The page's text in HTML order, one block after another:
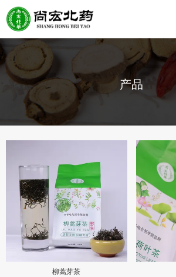
产品
代用茶
柳蒿芽茶